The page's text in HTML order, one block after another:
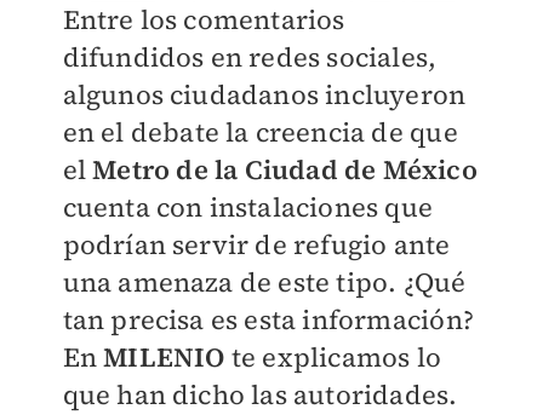
Entre los comentarios
difundidos en redes sociales,
algunos ciudadanos incluyeron
en el debate la creencia de que
elMetro de la Ciudad de México
cuenta con instalaciones que
podrían servir de refugio ante
una amenaza de este tipo. ¿Qué
tan precisa es esta información?
EnMILENIO te explicamos lo
que han dicho las autoridades.